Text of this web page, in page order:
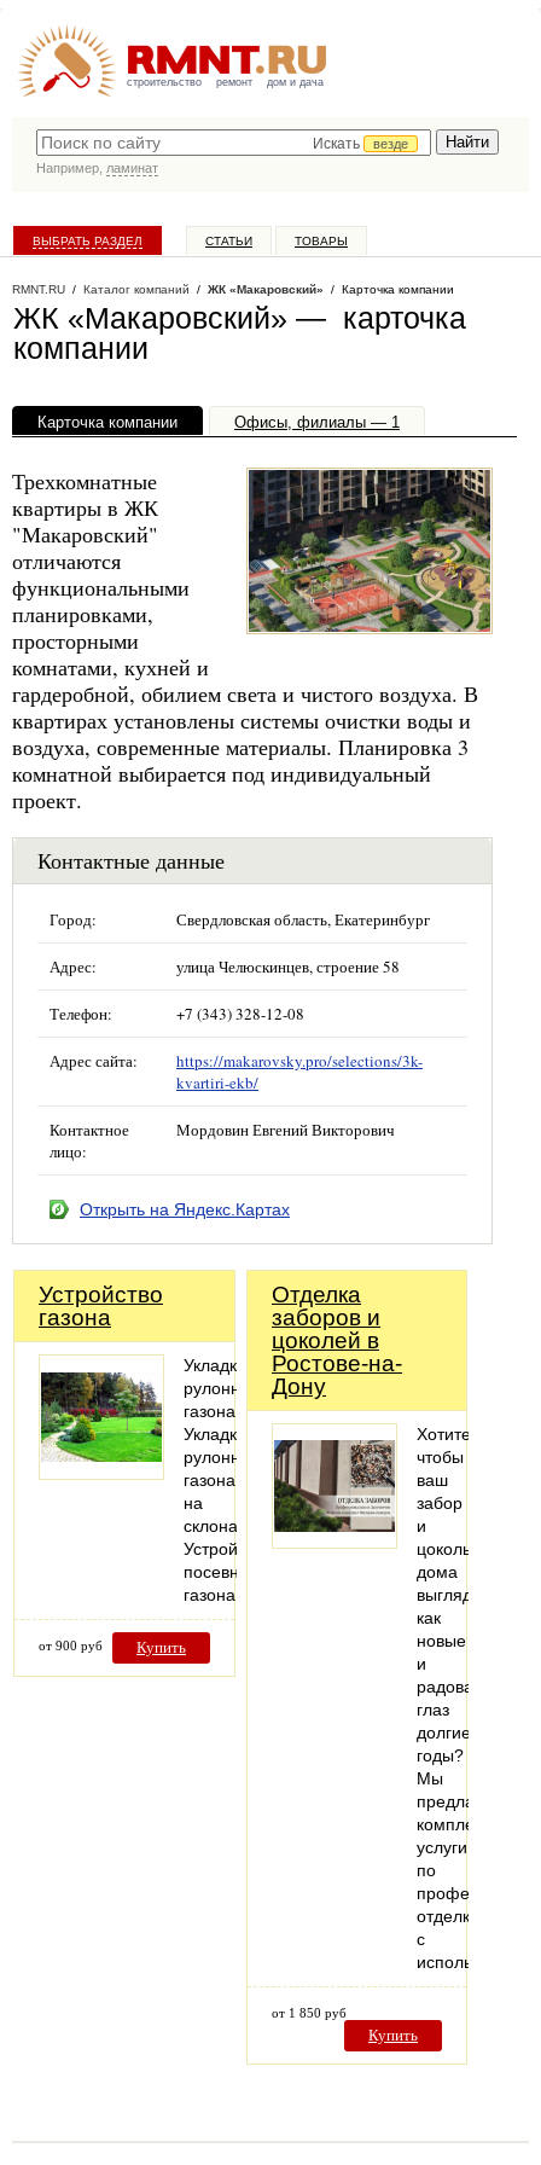
строительство ремонт дом и дача
Искать
везде
Например, ламинат
ВЫБРАТЬ РАЗДЕЛ СТАТЬИ ТОВАРЫ
RMNT.RU / Каталог компаний / ЖК «Макаровский» / Карточка компании
ЖК «Макаровский» — карточка
компании
Карточка компании Офисы, филиалы — 1
Трехкомнатные
квартиры в ЖК
"Макаровский"
отличаются
функциональными
планировками,
просторными
комнатами, кухней и
гардеробной, обилием света и чистого воздуха. В
квартирах установлены системы очистки воды и
воздуха, современные материалы. Планировка 3
комнатной выбирается под индивидуальный
проект.
Контактные данные
Город: Свердловская область, Екатеринбург
Адрес: улица Челюскинцев, строение 58
Телефон: +7 (343) 328-12-08
Адрес сайта:
https://makarovsky.pro/selections/3k-
kvartiri-ekb/
Контактное
лицо:
Мордовин Евгений Викторович
Открыть на Яндекс.Картах
Устройство
газона
Укладка
рулонного
газона
Укладка
рулонного
газона
на
склонах
Устройство
посевного
газона
от 900 руб Купить
Отделка
заборов и
цоколей в
Ростове-на-
Дону
Хотите,
чтобы
ваш
забор
и
цоколь
дома
выглядели
как
новые
и
радовали
глаз
долгие
годы?
Мы
предлагаем
комплексные
услуги
по
отделке
с
от 1 850 руб
Купить